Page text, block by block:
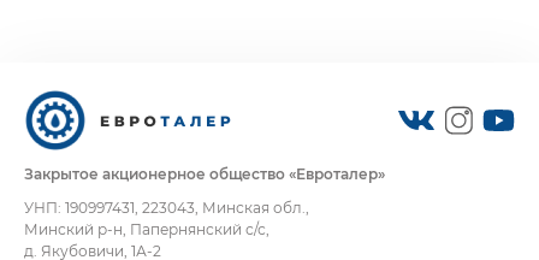
Закрытое акционерное общество «Евроталер»
УНП: 190997431, 223043, Минская обл.,
Минский р-н, Папернянский с/с,
д. Якубовичи, 1А-2